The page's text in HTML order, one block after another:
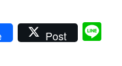
Post